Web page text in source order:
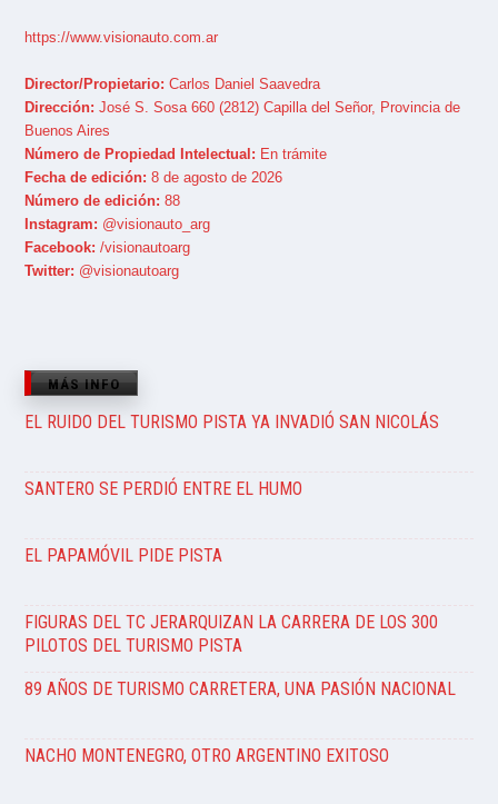
https://www.visionauto.com.ar
Director/Propietario: Carlos Daniel Saavedra
Dirección: José S. Sosa 660 (2812) Capilla del Señor, Provincia de
Buenos Aires
Número de Propiedad Intelectual: En trámite
Fecha de edición: 8 de agosto de 2026
Número de edición: 88
Instagram: @visionauto_arg
Facebook: /visionautoarg
Twitter: @visionautoarg
MÁS INFO
EL RUIDO DEL TURISMO PISTA YA INVADIÓ SAN NICOLÁS
SANTERO SE PERDIÓ ENTRE EL HUMO
EL PAPAMÓVIL PIDE PISTA
FIGURAS DEL TC JERARQUIZAN LA CARRERA DE LOS 300
PILOTOS DEL TURISMO PISTA
89 AÑOS DE TURISMO CARRETERA, UNA PASIÓN NACIONAL
NACHO MONTENEGRO, OTRO ARGENTINO EXITOSO